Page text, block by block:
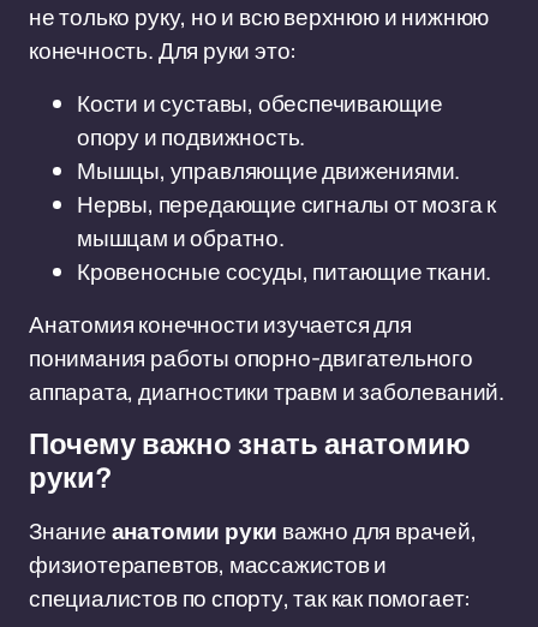
не только руку, но и всю верхнюю и нижнюю
конечность. Для руки это:
Кости и суставы, обеспечивающие
опору и подвижность.
Мышцы, управляющие движениями.
Нервы, передающие сигналы от мозга к
мышцам и обратно.
Кровеносные сосуды, питающие ткани.
Анатомия конечности изучается для
понимания работы опорно-двигательного
аппарата, диагностики травм и заболеваний.
Почему важно знать анатомию
руки?
Знаниеанатомии руки важно для врачей,
физиотерапевтов, массажистов и
специалистов по спорту, так как помогает: